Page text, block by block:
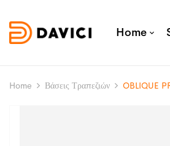
Home
Home Βάσεις Τραπεζιών OBLIQUE